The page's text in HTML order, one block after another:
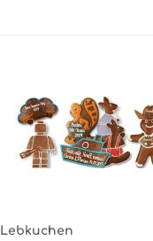
Lebkuchen